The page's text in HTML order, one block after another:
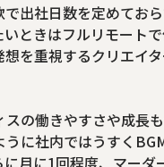
出社日数を定めてお
ときはフルリモート
想を重視するクリエイ
の働きやすさや成長
に社内ではうすく
に月に1回程度、マー